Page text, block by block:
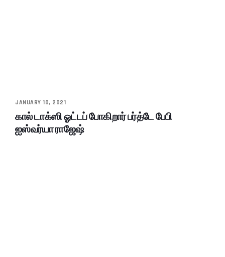
JANUARY 10, 2021
கால் டாக்ஸி ஓட்டப் போகிறார் பர்த்டே பேபி
ஐஸ்வர்யா ராஜேஷ்